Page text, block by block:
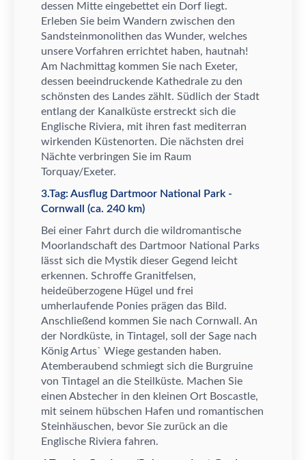
dessen Mitte eingebettet ein Dorf liegt.
Erleben Sie beim Wandern zwischen den
Sandsteinmonolithen das Wunder, welches
unsere Vorfahren errichtet haben, hautnah!
Am Nachmittag kommen Sie nach Exeter,
dessen beeindruckende Kathedrale zu den
schönsten des Landes zählt. Südlich der Stadt
entlang der Kanalküste erstreckt sich die
Englische Riviera, mit ihren fast mediterran
wirkenden Küstenorten. Die nächsten drei
Nächte verbringen Sie im Raum
Torquay/Exeter.
3.Tag: Ausflug Dartmoor National Park -
Cornwall (ca. 240 km)
Bei einer Fahrt durch die wildromantische
Moorlandschaft des Dartmoor National Parks
ässt sich die Mystik dieser Gegend leicht
erkennen. Schroffe Granitfelsen,
heideüberzogene Hügel und frei
umherlaufende Ponies prägen das Bild.
Anschließend kommen Sie nach Cornwall. An
der Nordküste, in Tintagel, soll der Sage nach
König Artus` Wiege gestanden haben.
Atemberaubend schmiegt sich die Burgruine
von Tintagel an die Steilküste. Machen Sie
einen Abstecher in den kleinen Ort Boscastle,
mit seinem hübschen Hafen und romantischen
Steinhäuschen, bevor Sie zurück an die
Englische Riviera fahren.